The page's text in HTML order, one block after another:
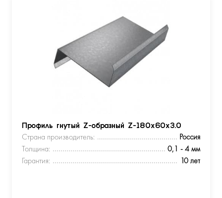
Профиль гнутый Z-образный Z-180х60х3.0
Страна производитель:
Россия
Толщина:
0,1 - 4 мм
Гарантия:
10 лет